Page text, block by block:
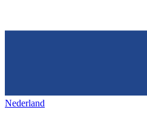
Nederland